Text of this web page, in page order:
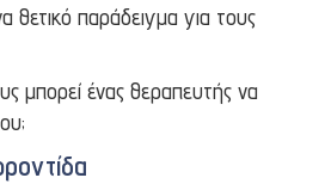
θετικό παράδειγμα για τους
μπορεί ένας θεραπευτής να